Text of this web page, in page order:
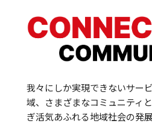
我々にしか実現できないサー
域、さまざまなコミュニティ
ぎ活気あふれる地域社会の発